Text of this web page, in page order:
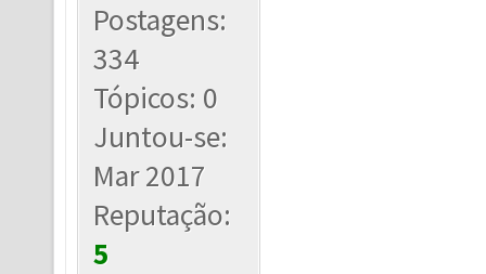
Postagens:
334
Tópicos: 0
Juntou-se:
Mar 2017
Reputação:
5